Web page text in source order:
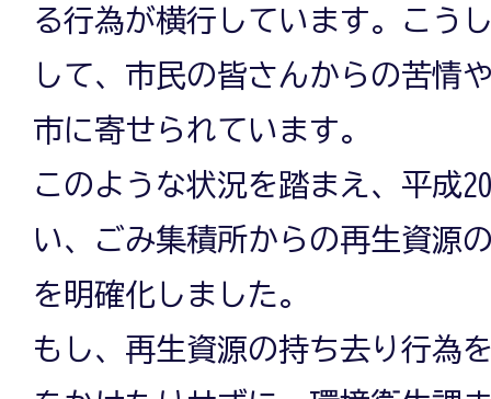
る行為が横行しています。こう
して、市民の皆さんからの苦情
市に寄せられています。
このような状況を踏まえ、平成
い、ごみ集積所からの再生資源
を明確化しました。
もし、再生資源の持ち去り行為